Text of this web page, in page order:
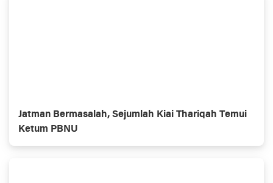
Jatman Bermasalah, Sejumlah Kiai Thariqah Temui
Ketum PBNU